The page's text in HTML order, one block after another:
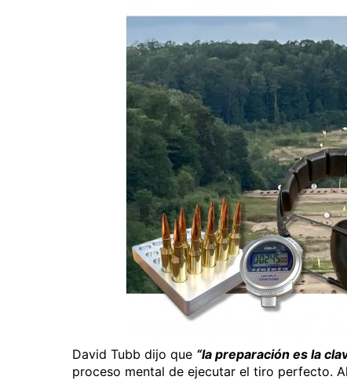
David Tubb dijo que “la preparación es la
proceso mental de ejecutar el tiro perfecto.